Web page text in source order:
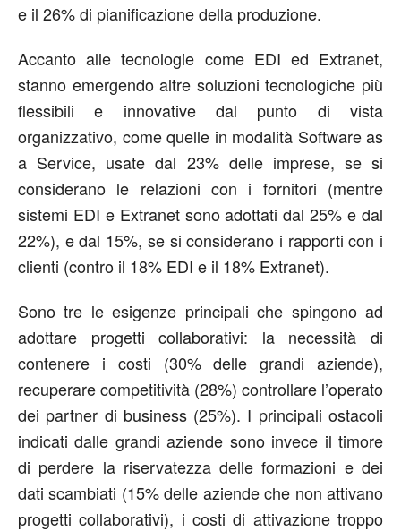
e il 26% di pianificazione della produzione.
Accanto alle tecnologie come EDI ed Extranet,
stanno emergendo altre soluzioni tecnologiche più
flessibili e innovative dal punto di vista
organizzativo, come quelle in modalità Software as
a Service, usate dal 23% delle imprese, se si
considerano le relazioni con i fornitori (mentre
sistemi EDI e Extranet sono adottati dal 25% e dal
22%), e dal 15%, se si considerano i rapporti con i
clienti (contro il 18% EDI e il 18% Extranet).
Sono tre le esigenze principali che spingono ad
adottare progetti collaborativi: la necessità di
contenere i costi (30% delle grandi aziende),
recuperare competitività (28%) controllare l’operato
dei partner di business (25%). I principali ostacoli
indicati dalle grandi aziende sono invece il timore
di perdere la riservatezza delle formazioni e dei
dati scambiati (15% delle aziende che non attivano
progetti collaborativi), i costi di attivazione troppo